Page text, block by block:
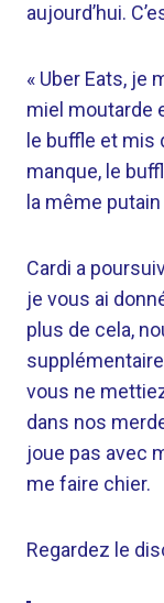
aujourd’hui.
« Uber Eats, je
miel moutarde
le buffle et mis
manque, le
la même
Cardi a
je vous ai
plus de cela,
vous ne
dans nos
joue pas avec
me faire chier.
Regardez le